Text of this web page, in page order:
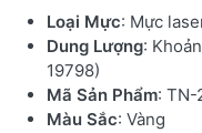
Loại Mực: Mực
Dung Lượng:
19798)
Mã Sản Phẩm: TN-
Màu Sắc: Vàng